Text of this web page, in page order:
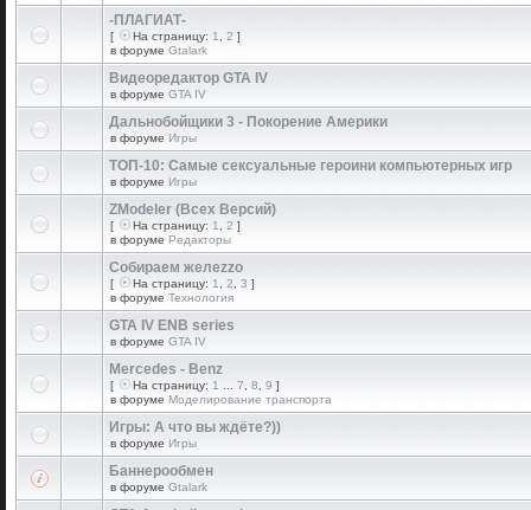
-ПЛАГИАТ-
[ На страницу: 1 2 ]
в форуме Gtalark
Видеоредактор GTA IV
в форуме GTA IV
Дальнобойщики 3 - Покорение Америки
в форуме Игры
ТОП-10: Самые сексуальные героини компьютерных игр
в форуме Игры
ZModeler (Всех Версий)
[ На страницу: 1 2 ]
в форуме Редакторы
Собираем желеzzо
[ На страницу: 1 2 3 ]
в форуме Технология
GTA IV ENB series
в форуме GTA IV
Mercedes - Benz
[ На страницу: 1 7 8 9 ]
в форуме Моделирование транспорта
Игры: А что вы ждёте?))
в форуме Игры
Баннерообмен
в форуме Gtalark